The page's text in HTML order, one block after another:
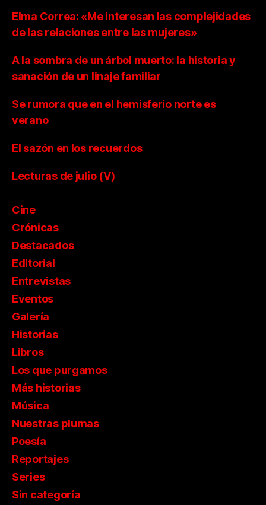
Elma Correa: «Me interesan las complejidades
de las relaciones entre las mujeres»
A la sombra de un árbol muerto: la historia y
sanación de un linaje familiar
Se rumora que en el hemisferio norte es
verano
El sazón en los recuerdos
Lecturas de julio (V)
Cine
Crónicas
Destacados
Editorial
Entrevistas
Eventos
Galería
Historias
Libros
Los que purgamos
Más historias
Música
Nuestras plumas
Poesía
Reportajes
Series
Sin categoría